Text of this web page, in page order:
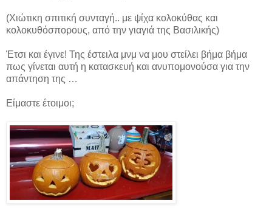
(Χιώτικη σπιτική συνταγή.. με ψίχα κολοκύθας και
κολοκυθόσπορους, από την γιαγιά της Βασιλικής)
Έτσι και έγινε! Της έστειλα μνμ να μου στείλει βήμα βήμα
πως γίνεται αυτή η κατασκευή και ανυπομονούσα για την
απάντηση της …
Είμαστε έτοιμοι;